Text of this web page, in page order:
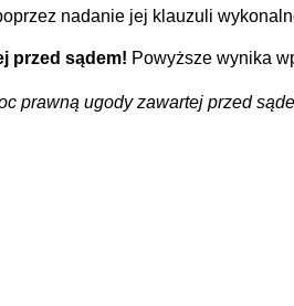
nadanie jej klauzuli
przed sądem! Powyższe wynika
prawną ugody zawartej przed